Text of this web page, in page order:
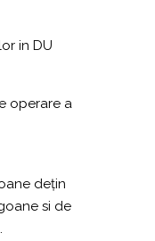
in DU
operare a
dețin
si de